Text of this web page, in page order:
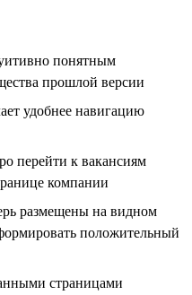
понятным
прошлой версии
удобнее навигацию
перейти к вакансиям
компании
размещены на видном
положительный
страницами